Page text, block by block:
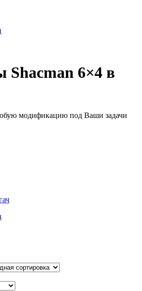
Shacman 6×4 в
модификацию под Ваши задачи